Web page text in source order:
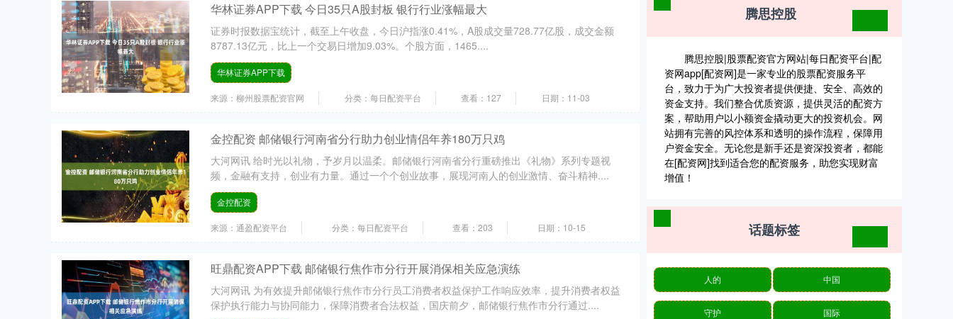
华林证券APP下载 今日35只A股封板 银行行业涨幅最大
证券时报数据宝统计，截至上午收盘，今日沪指涨0.41%，A股成交量728.77亿股，成交金额
8787.13亿元，比上一个交易日增加9.03%。个股方面，1465....
华林证券APP下载
来源：柳州股票配资官网 分类：每日配资平台 查看：127 日期：11-03
金控配资 邮储银行河南省分行助力创业情侣年养180万只鸡
大河网讯 给时光以礼物，予岁月以温柔。邮储银行河南省分行重磅推出《礼物》系列专题视
频，金融有支持，创业有力量。通过一个个创业故事，展现河南人的创业激情、奋斗精神....
金控配资
来源：通盈配资平台 分类：每日配资平台 查看：203 日期：10-15
旺鼎配资APP下载 邮储银行焦作市分行开展消保相关应急演练
大河网讯 为有效提升邮储银行焦作市分行员工消费者权益保护工作响应效率，提升消费者权益
保护执行能力与协同能力，保障消费者合法权益，国庆前夕，邮储银行焦作市分行通过....
腾思控股
腾思控股|股票配资官方网站|每日配资平台|配
资网app[配资网]是一家专业的股票配资服务平
台，致力于为广大投资者提供便捷、安全、高效的
资金支持。我们整合优质资源，提供灵活的配资方
案，帮助用户以小额资金撬动更大的投资机会。网
站拥有完善的风控体系和透明的操作流程，保障用
户资金安全。无论您是新手还是资深投资者，都能
在[配资网]找到适合您的配资服务，助您实现财富
增值！
话题标签
人的 中国
守护 国际